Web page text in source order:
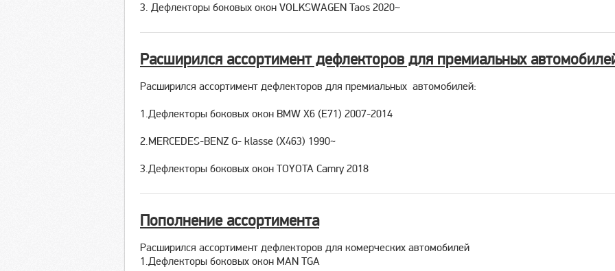
3. Дефлекторы боковых окон VOLKSWAGEN Taos 2020~
Расширился ассортимент дефлекторов для премиальных
Расширился ассортимент дефлекторов для премиальных автомобилей:
1.Дефлекторы боковых окон BMW X6 (E71) 2007-2014
2.MERCEDES-BENZ G- klasse (X463) 1990~
3.Дефлекторы боковых окон TOYOTA Camry 2018
Пополнение ассортимента
Расширился ассортимент дефлекторов для комерческих автомобилей
1.Дефлекторы боковых окон MAN TGA